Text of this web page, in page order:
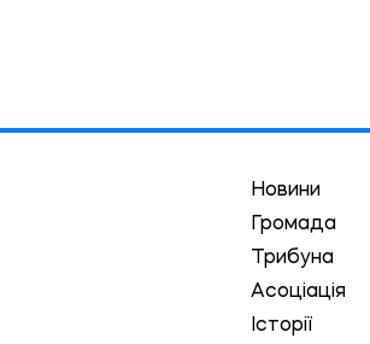
Новини
Громада
Трибуна
Асоціація
Історії